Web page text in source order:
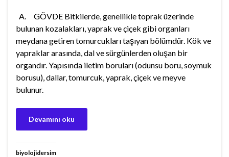
A. GÖVDE Bitkilerde, genellikle toprak üzerinde
bulunan kozalakları, yaprak ve çiçek gibi organları
meydana getiren tomurcukları taşıyan bölümdür. Kök ve
yapraklar arasında, dal ve sürgünlerden oluşan bir
organdır. Yapısında iletim boruları (odunsu boru, soymuk
borusu), dallar, tomurcuk, yaprak, çiçek ve meyve
bulunur.
Devamını oku
biyolojidersim